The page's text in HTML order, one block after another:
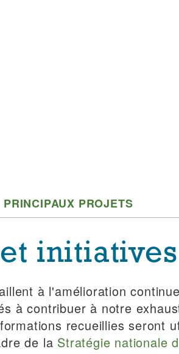
PRINCIPAUX PROJETS
initiatives
à l'amélioration
à contribuer à notre
recueillies seront
de la Stratégie nationale